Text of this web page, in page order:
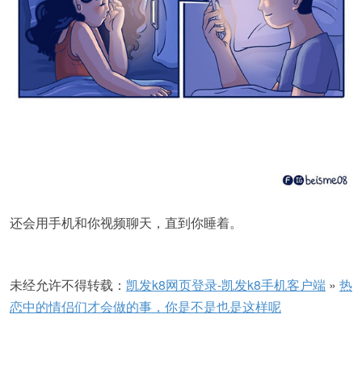
还会用手机和你视频聊天，直到你睡着。
未经允许不得转载： 凯发k8网页登录-凯发k8手机客户端 » 热
恋中的情侣们才会做的事，你是不是也是这样呢